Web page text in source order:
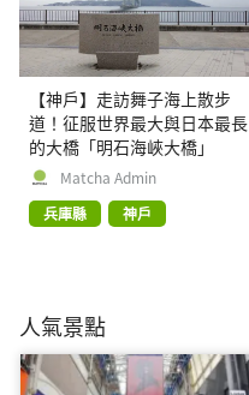
【神戶】走訪舞子海上散步
道！征服世界最大與日本最長
的大橋「明石海峽大橋」
Matcha Admin
兵庫縣
神戶
人氣景點